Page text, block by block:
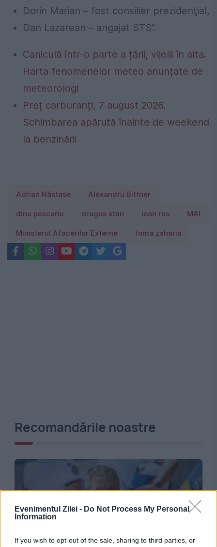
Evenimentul Zilei - Do Not Process My Personal
Information
If you wish to opt-out of the sale, sharing to third parties, or
Dorin Marian – fost consilier prezidenţial,
Dan Lazarean – angajat STS”.
Caniculă într-o parte a țării, vijelii în alta.
Harta fenomenelor meteo anunțate de
meteorologi
Preț carburanți, 7 august 2026.
Schimbarea apărută înainte de weekend
la benzinării
Adrian Năstase Alexandru Bittner
dinu pescariu dragos stan ioan rus MAI
Ministerul Afacerilor Externe toma zaharia
Recomandările noastre